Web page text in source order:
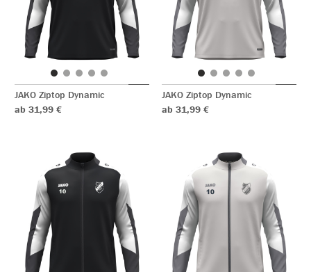
JAKO Ziptop Dynamic
ab 31,99 €
JAKO Ziptop Dynamic
ab 31,99 €